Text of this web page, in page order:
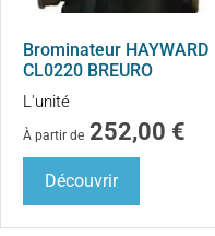
Brominateur HAYWARD
CL0220 BREURO
L'unité
À partir de 252,00 €
Découvrir